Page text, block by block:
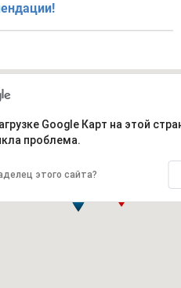
Google Карт на этой
проблема.
этого сайта?